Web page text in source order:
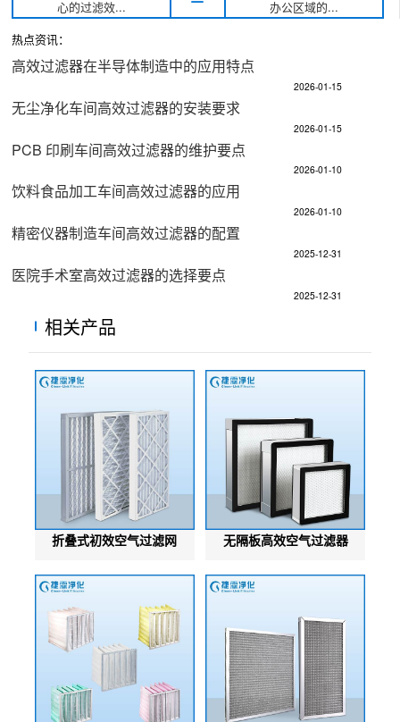
心的过滤效...
办公区域的...
热点资讯：
高效过滤器在半导体制造中的应用特点​
2026-01-15
无尘净化车间高效过滤器的安装要求​
2026-01-15
PCB 印刷车间高效过滤器的维护要点​
2026-01-10
饮料食品加工车间高效过滤器的应用​
2026-01-10
精密仪器制造车间高效过滤器的配置​
2025-12-31
医院手术室高效过滤器的选择要点​
2025-12-31
相关产品
折叠式初效空气过滤网 无隔板高效空气过滤器